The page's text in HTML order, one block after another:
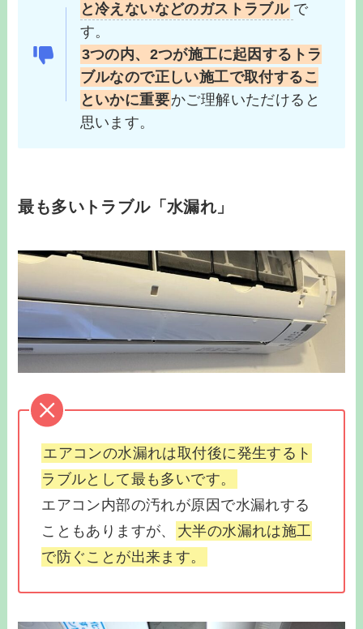
と冷えないなどのガストラブル で
す。
3つの内、2つが施工に起因するトラ
ブルなので正しい施工で取付するこ
といかに重要かご理解いただけると
思います。
最も多いトラブル「水漏れ」
エアコンの水漏れは取付後に発生するト
ラブルとして最も多いです。
エアコン内部の汚れが原因で水漏れする
こともありますが、
大半の水漏れは施工
で防ぐことが出来ます。